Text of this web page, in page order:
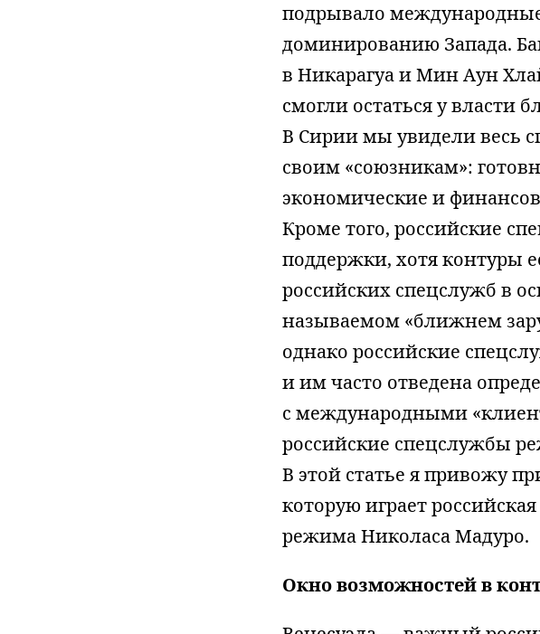
подрывало
доминированию Запада.
в Никарагуа и Мин Аун
смогли остаться у власти
В Сирии мы увидели весь
своим «союзникам»:
экономические и
Кроме того, российские
поддержки, хотя контуры
российских спецслужб в
называемом «ближнем
однако российские
и им часто отведена
с международными
российские спецслужбы
В этой статье я привожу
которую играет
режима Николаса Мадуро.
Окно возможностей в